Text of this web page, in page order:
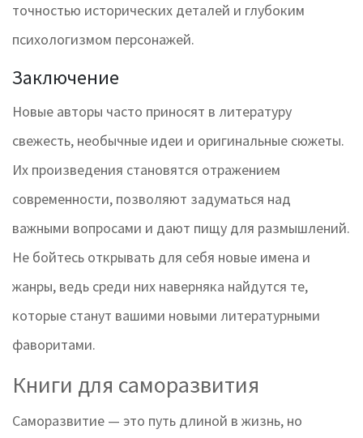
точностью исторических деталей и глубоким
психологизмом персонажей.
Заключение
Новые авторы часто приносят в литературу
свежесть, необычные идеи и оригинальные сюжеты.
Их произведения становятся отражением
современности, позволяют задуматься над
важными вопросами и дают пищу для размышлений.
Не бойтесь открывать для себя новые имена и
жанры, ведь среди них наверняка найдутся те,
которые станут вашими новыми литературными
фаворитами.
Книги для саморазвития
Саморазвитие — это путь длиной в жизнь, но